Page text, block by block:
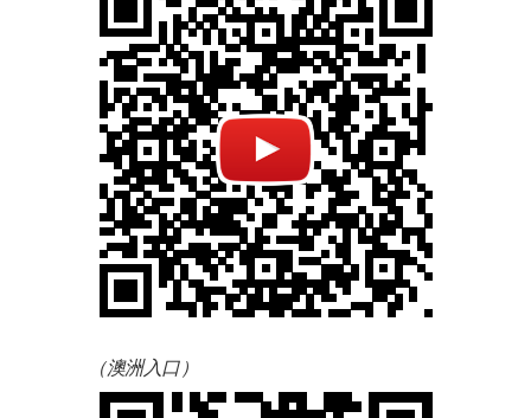
（澳洲入口）